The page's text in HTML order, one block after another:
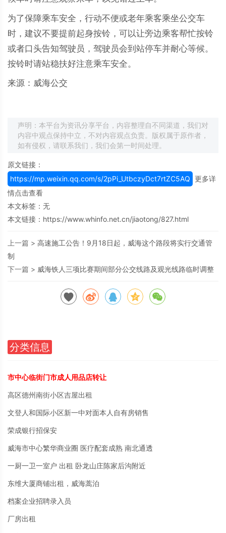
为了保障乘车安全，行动不便或老年乘客乘坐公交车
时，建议不要提前起身按铃，可以让旁边乘客帮忙按铃
或者口头告知驾驶员，驾驶员会到站停车并耐心等候。
按铃时请站稳扶好注意乘车安全。
来源：威海公交
声明：本平台为资讯分享平台，内容整理自不同渠道，我们对
内容中观点保持中立，不对内容观点负责。版权属于原作者，
如有侵权，请联系我们，我们会第一时间处理。
原文链接：
https://mp.weixin.qq.com/s/2pPi_UtbczyDct7rtZC5AQ 更多详
情点击查看
本文标签：无
本文链接： https://www.whinfo.net.cn/jiaotong/827.html
上一篇 > 高速施工公告！9月18日起，威海这个路段将实行交通管
制
下一篇 > 威海铁人三项比赛期间部分公交线路及观光线路临时调整
分类信息
市中心临街门市成人用品店转让
高区德州南街小区吉屋出租
文登人和国际小区新一中对面本人自有房销售
荣成银行招保安
威海市中心繁华商业圈 医疗配套成熟 南北通透
一厨一卫一室户 出租 卧龙山庄陈家后沟附近
东维大厦商铺出租，威海蒿泊
档案企业招聘录入员
厂房出租